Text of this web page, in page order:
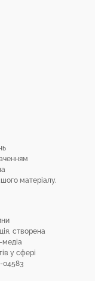
створена
медіа
у сфері
04583
матеріалу.